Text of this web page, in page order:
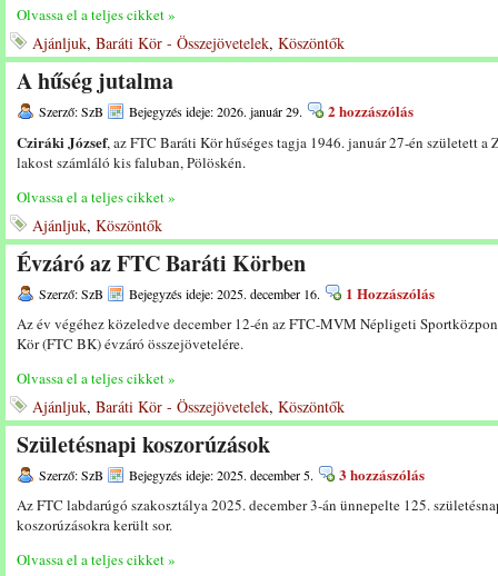
Olvassa el a teljes cikket »
Ajánljuk, Baráti Kör - Összejövetelek, Köszöntők
A hűség jutalma
Szerző: SzB Bejegyzés ideje: 2026. január 29.
2 hozzászólás
Cziráki József, az FTC Baráti Kör hűséges tagja 1946. január 27-én született
lakost számláló kis faluban, Pölöskén.
Olvassa el a teljes cikket »
Ajánljuk, Köszöntők
Évzáró az FTC Baráti Körben
Szerző: SzB Bejegyzés ideje: 2025. december 16. 1 Hozzászólás
Az év végéhez közeledve december 12-én az FTC-MVM Népligeti
Kör (FTC BK) évzáró összejövetelére.
Olvassa el a teljes cikket »
Ajánljuk, Baráti Kör - Összejövetelek, Köszöntők
Születésnapi koszorúzások
Szerző: SzB Bejegyzés ideje: 2025. december 5. 3 hozzászólás
Az FTC labdarúgó szakosztálya 2025. december 3-án ünnepelte 125.
koszorúzásokra került sor.
Olvassa el a teljes cikket »